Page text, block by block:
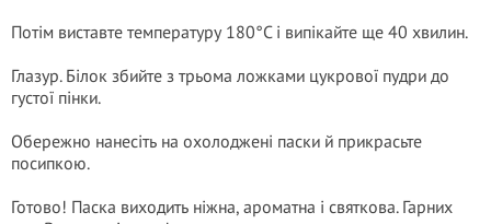
Потім виставте температуру 180°C і випікайте ще 40 хвилин.
Глазур. Білок збийте з трьома ложками цукрової пудри до
густої пінки.
Обережно нанесіть на охолоджені паски й прикрасьте
посипкою.
Готово! Паска виходить ніжна, ароматна і святкова. Гарних